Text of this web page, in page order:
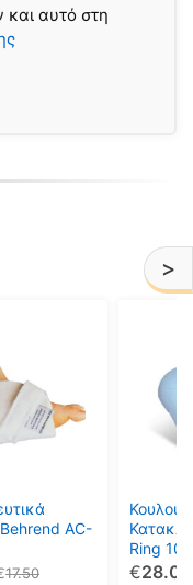
>
και αυτό στη
AC-
17.50
Ring
28.00
€